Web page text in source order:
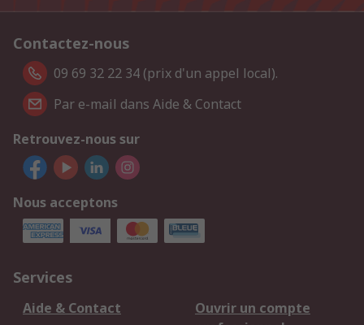
Contactez-nous
09 69 32 22 34 (prix d'un appel local).
Par e-mail dans Aide & Contact
Retrouvez-nous sur
Nous acceptons
Services
Aide & Contact
Ouvrir un compte